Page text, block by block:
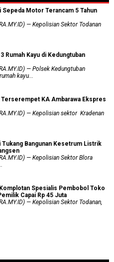
Sepeda Motor Terancam 5 Tahun
— Kepolisian Sektor Todanan
Rumah Kayu di Kedungtuban
— Polsek Kedungtuban
kayu...
KA Ambarawa Ekspres
— Kepolisian sektor Kradenan
Tukang Bangunan Kesetrum Listrik
— Kepolisian Sektor Blora
Spesialis Pembobol Toko
Capai Rp 45 Juta
— Kepolisian Sektor Todanan,